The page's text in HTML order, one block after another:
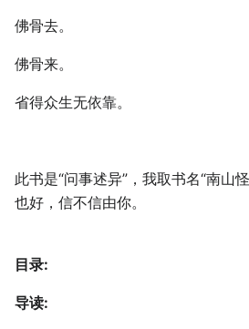
佛骨去。
佛骨来。
省得众生无依靠。
此书是“问事述异”，我取书名“南山
也好，信不信由你。
目录:
导读: